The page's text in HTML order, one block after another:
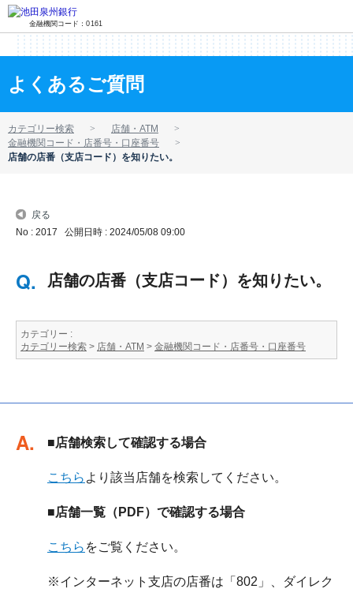
金融機関コード：0161
よくあるご質問
カテゴリー検索
店舗・ATM
金融機関コード・店番号・口座番号
店舗の店番（支店コード）を知りたい。
戻る
No : 2017 公開日時 : 2024/05/08 09:00
店舗の店番（支店コード）を知りたい。
カテゴリー :
カテゴリー検索 > 店舗・ATM > 金融機関コード・店番号・口座番号
回答
■店舗検索して確認する場合
こちら より該当店舗を検索してください。
■店舗一覧（PDF）で確認する場合
こちら をご覧ください。
※インターネット支店の店番は「802」、ダイレク